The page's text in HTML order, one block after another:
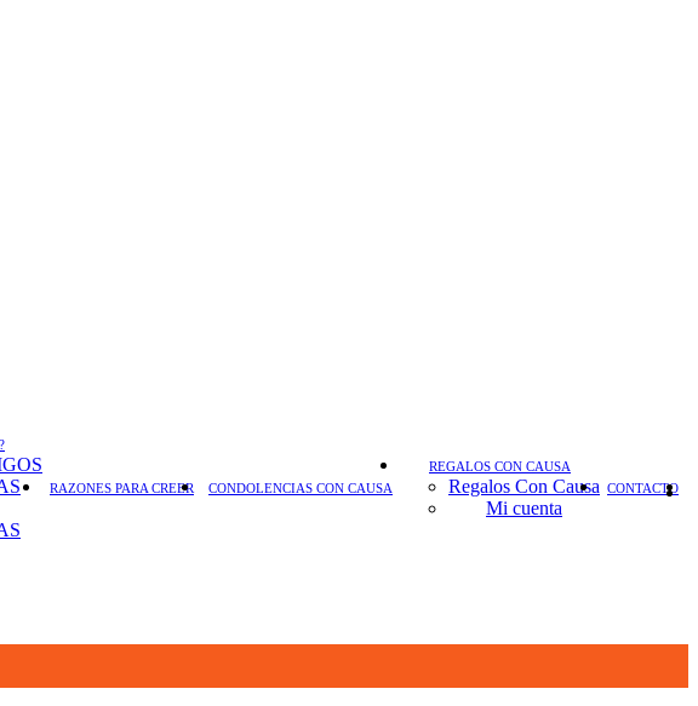
RAZONES PARA CREER CONDOLENCIAS CON CAUSA
REGALOS CON CAUSA
Regalos Con Causa
Mi cuenta
CONTACTO